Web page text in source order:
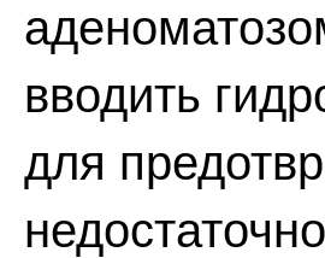
вводить
для